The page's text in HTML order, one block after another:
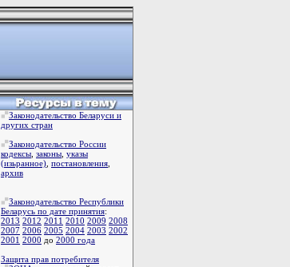
Законодательство Беларуси и
других стран
Законодательство России
кодексы законы указы
(изьранное) постановления
архив
Законодательство Республики
Беларусь по дате принятия:
2013 2012 2011 2010 2009 2008
2007 2006 2005 2004 2003 2002
2001 2000 до 2000 года
Защита прав потребителя